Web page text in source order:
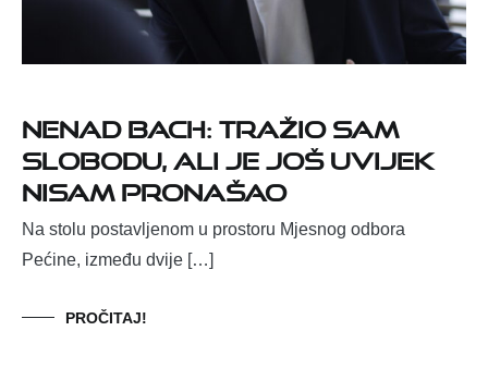
Nenad Bach: Tražio sam
slobodu, ali je još uvijek
nisam pronašao
Na stolu postavljenom u prostoru Mjesnog odbora
Pećine, između dvije […]
PROČITAJ!